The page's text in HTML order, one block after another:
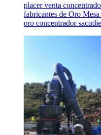
placer venta
fabricantes de Oro
oro concentrador